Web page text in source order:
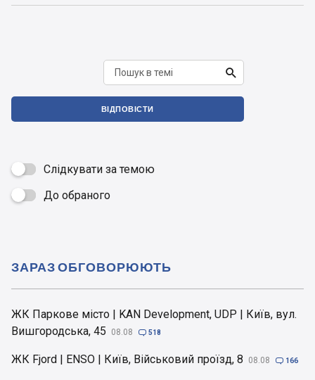

ВІДПОВІСТИ
Слідкувати за темою
 До обраного
ЖК Паркове місто | KAN Development, UDP | Київ, вул.
Вишгородська, 45
08.08  518
ЖК Fjord | ENSO | Київ, Військовий проїзд, 8 08.08  166
ЗАРАЗ ОБГОВОРЮЮТЬ